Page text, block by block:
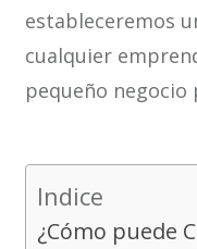
estableceremos
cualquier
pequeño
Indice
¿Cómo puede